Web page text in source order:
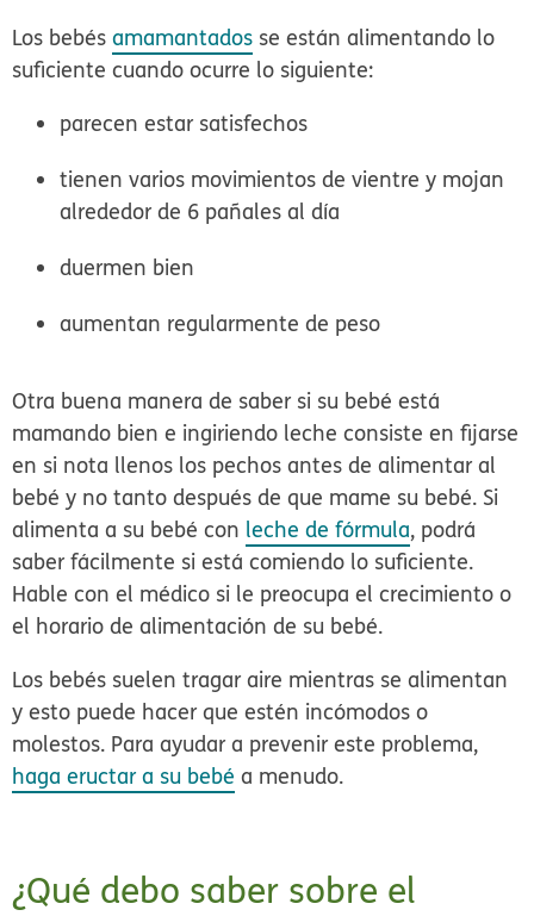
Los bebésamamantados se están alimentando lo
suficiente cuando ocurre lo siguiente:
parecen estar satisfechos
tienen varios movimientos de vientre y mojan
alrededor de 6 pañales al día
duermen bien
aumentan regularmente de peso
Otra buena manera de saber si su bebé está
mamando bien e ingiriendo leche consiste en fijarse
en si nota llenos los pechos antes de alimentar al
bebé y no tanto después de que mame su bebé. Si
alimenta a su bebé con leche de fórmula, podrá
saber fácilmente si está comiendo lo suficiente.
Hable con el médico si le preocupa el crecimiento o
el horario de alimentación de su bebé.
Los bebés suelen tragar aire mientras se alimentan
y esto puede hacer que estén incómodos o
molestos. Para ayudar a prevenir este problema,
haga eructar a su bebé a menudo.
¿Qué debo saber sobre el